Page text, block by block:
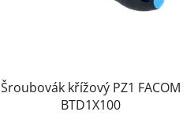
Šroubovák křížový PZ1 FACOM
BTD1X100